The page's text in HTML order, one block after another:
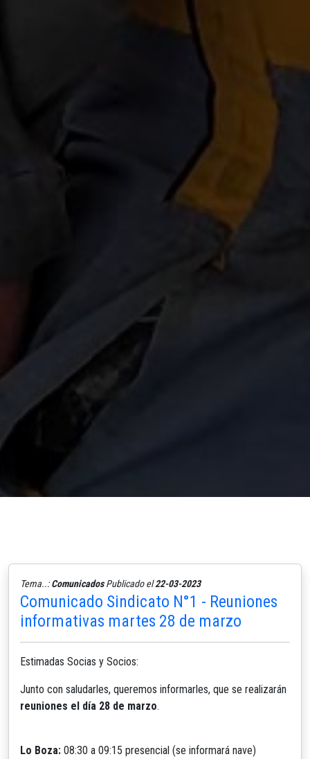
Tema..:ComunicadosPublicado el22-03-2023
Comunicado Sindicato N°1 - Reuniones
informativas martes 28 de marzo
Estimadas Socias y Socios:
Junto con saludarles, queremos informarles, que se realizarán
reuniones el día 28 de marzo.
Lo Boza: 08:30 a 09:15 presencial (se informará nave)